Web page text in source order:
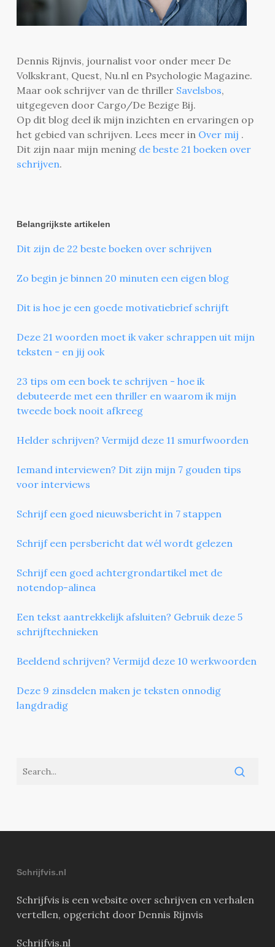
Dennis Rijnvis, journalist voor onder meer De
Volkskrant, Quest, Nu.nl en Psychologie Magazine.
Maar ook schrijver van de thriller Savelsbos,
uitgegeven door Cargo/De Bezige Bij.
Op dit blog deel ik mijn inzichten en ervaringen op
het gebied van schrijven. Lees meer in Over mij .
Dit zijn naar mijn mening de beste 21 boeken over
schrijven.
Belangrijkste artikelen
Dit zijn de 22 beste boeken over schrijven
Zo begin je binnen 20 minuten een eigen blog
Dit is hoe je een goede motivatiebrief schrijft
Deze 21 woorden moet ik vaker schrappen uit mijn
teksten - en jij ook
23 tips om een boek te schrijven - hoe ik
debuteerde met een thriller en waarom ik mijn
tweede boek nooit afkreeg
Helder schrijven? Vermijd deze 11 smurfwoorden
Iemand interviewen? Dit zijn mijn 7 gouden tips
voor interviews
Schrijf een goed nieuwsbericht in 7 stappen
Schrijf een persbericht dat wél wordt gelezen
Schrijf een goed achtergrondartikel met de
notendop-alinea
Een tekst aantrekkelijk afsluiten? Gebruik deze 5
schrijftechnieken
Beeldend schrijven? Vermijd deze 10 werkwoorden
Deze 9 zinsdelen maken je teksten onnodig
langdradig
Schrijfvis.nl
Schrijfvis is een website over schrijven en verhalen
vertellen, opgericht door Dennis Rijnvis
Schrijfvis.nl